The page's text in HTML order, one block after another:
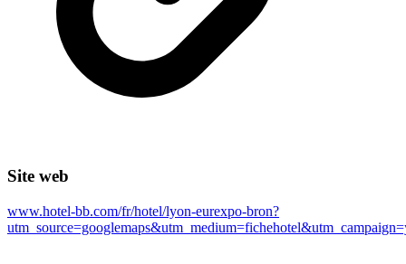
Site web
www.hotel-bb.com/fr/hotel/lyon-eurexpo-bron?